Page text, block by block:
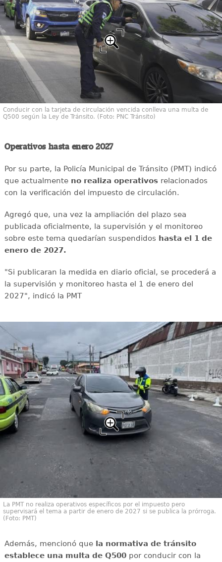
Conducir con la tarjeta de circulación vencida conlleva una multa de
Q500 según la Ley de Tránsito. (Foto: PNC Tránsito)
Operativos hasta enero 2027
Por su parte, la Policía Municipal de Tránsito (PMT) indicó
que actualmente no realiza operativosrelacionados
con la verificación del impuesto de circulación.
Agregó que, una vez la ampliación del plazo sea
publicada oficialmente, la supervisión y el monitoreo
sobre este tema quedarían suspendidos hasta el 1 de
enero de 2027.
"Si publicaran la medida en diario oficial, se procederá a
la supervisión y monitoreo hasta el 1 de enero del
2027", indicó la PMT
La PMT no realiza operativos específicos por el impuesto pero
supervisará el tema a partir de enero de 2027 si se publica la prórroga.
(Foto: PMT)
Además, mencionó que la normativa de tránsito
establece una multa de Q500por conducir con la